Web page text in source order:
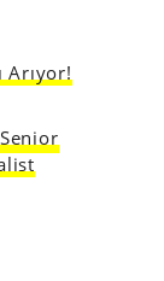
Arıyor!